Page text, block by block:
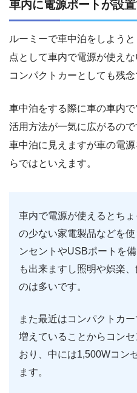
車内に電源ポートが設
ルーミーで車中泊をしよう
点として車内で電源が使え
コンパクトカーとしても残念
車中泊をする際に車の車内
活用方法が一気に広がるの
車中泊に見えますが車の電
らではといえます。
車内で電源が使えるとち
の少ない家電製品などを
ンセントやUSBポートを
も出来ますし照明や娯楽
のは多いです。
また最近はコンパクトカ
増えていることからコン
おり、中には1,500Wコン
ます。